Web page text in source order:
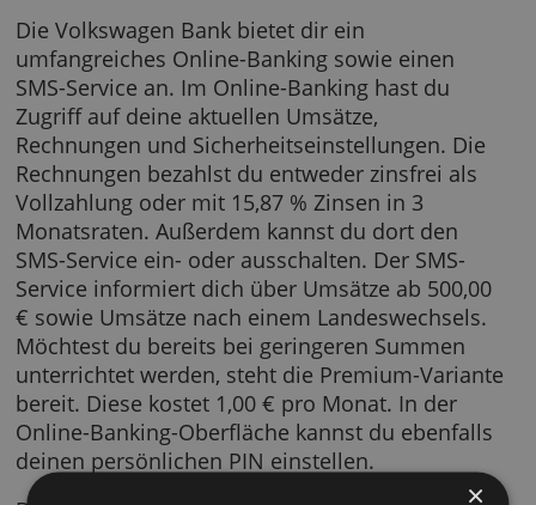
Angebot ist jedoch auf einen jährlichen
von 2000,00 € begrenzt, das jedoch mehr als
den Jahresbeitrag für die Volkswagen Visa
deckt.
Die Volkswagen Bank bietet dir ein
umfangreiches Online-Banking sowie einen
SMS-Service an. Im Online-Banking hast du
Zugriff auf deine aktuellen Umsätze,
Rechnungen und Sicherheitseinstellungen.
Rechnungen bezahlst du entweder zinsfrei
Vollzahlung oder mit 15,87 % Zinsen in 3
Monatsraten. Außerdem kannst du dort den
SMS-Service ein- oder ausschalten. Der SMS-
Service informiert dich über Umsätze ab